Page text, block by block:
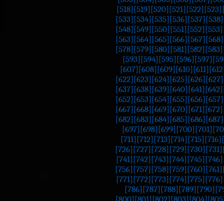
[518] [519] [520] [521] [522] [523]
[533] [534] [535] [536] [537] [538]
[548] [549] [550] [551] [552] [553]
[563] [564] [565] [566] [567] [568]
[578] [579] [580] [581] [582] [583]
[593] [594] [595] [596] [597]
[607] [608] [609] [610] [611]
[622] [623] [624] [625] [626] [627]
[637] [638] [639] [640] [641] [642]
[652] [653] [654] [655] [656] [657]
[667] [668] [669] [670] [671] [672]
[682] [683] [684] [685] [686] [687]
[697] [698] [699] [700] [701]
[711] [712] [713] [714] [715] [716]
[726] [727] [728] [729] [730] [731]
[741] [742] [743] [744] [745] [746]
[756] [757] [758] [759] [760] [761]
[771] [772] [773] [774] [775] [776]
[786] [787] [788] [789] [790]